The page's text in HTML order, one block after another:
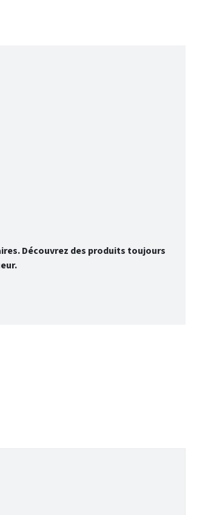
Découvrez des produits toujours